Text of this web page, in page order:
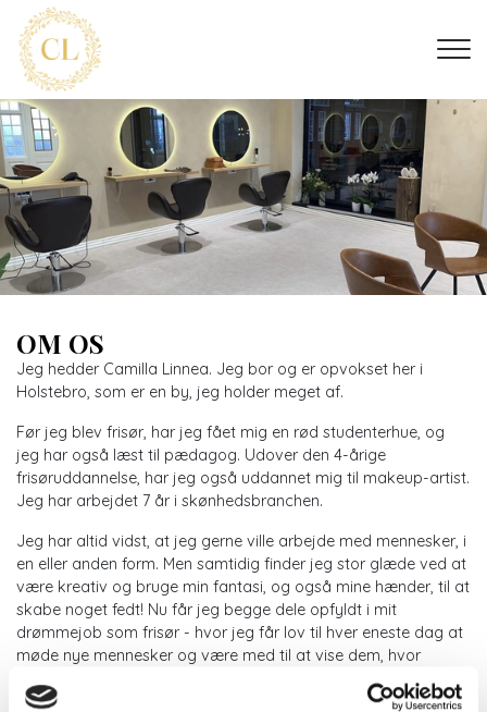
hovedindhold
OM OS
Jeg hedder Camilla Linnea. Jeg bor og er opvokset her i
Holstebro, som er en by, jeg holder meget af.
Før jeg blev frisør, har jeg fået mig en rød studenterhue, og
jeg har også læst til pædagog. Udover den 4-årige
frisøruddannelse, har jeg også uddannet mig til makeup-artist.
Jeg har arbejdet 7 år i skønhedsbranchen.
Jeg har altid vidst, at jeg gerne ville arbejde med mennesker, i
en eller anden form. Men samtidig finder jeg stor glæde ved at
være kreativ og bruge min fantasi, og også mine hænder, til at
skabe noget fedt! Nu får jeg begge dele opfyldt i mit
drømmejob som frisør - hvor jeg får lov til hver eneste dag at
møde nye mennesker og være med til at vise dem, hvor
smukke de er, hver og én på deres egen unikke måde, og det
er altså ret fantastisk, hvis du spørger mig.